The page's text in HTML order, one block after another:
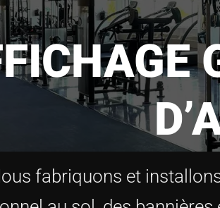
fabriquons et